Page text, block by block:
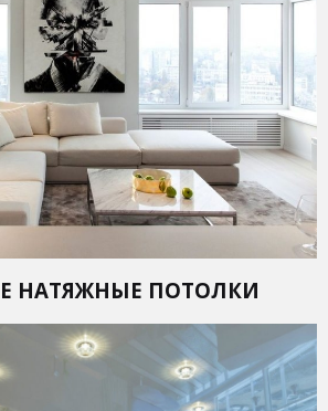
НАТЯЖНЫЕ ПОТОЛКИ